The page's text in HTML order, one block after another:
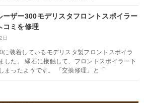
ーザー300モデリスタフロントスポイラー
コミを修理
日
に装着しているモデリスタ製フロントスポイラ
した。 縁石に接触して、フロントスポイラー下
まったようです。 「交換修理」と「